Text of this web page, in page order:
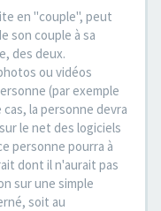
en "couple", peut
son couple à sa
des deux.
ou vidéos
(par exemple
la personne devra
le net des logiciels
personne pourra à
dont il n'aurait pas
sur une simple
soit au